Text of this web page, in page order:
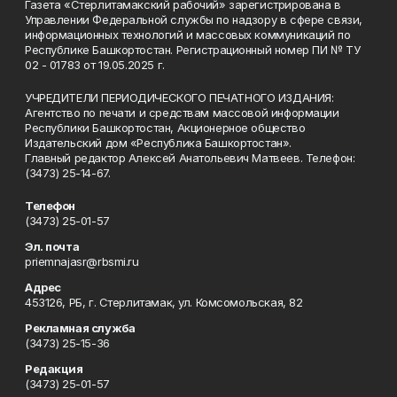
Газета «Стерлитамакский рабочий» зарегистрирована в
Управлении Федеральной службы по надзору в сфере связи,
информационных технологий и массовых коммуникаций по
Республике Башкортостан. Регистрационный номер ПИ № ТУ
02 - 01783 от 19.05.2025 г.
УЧРЕДИТЕЛИ ПЕРИОДИЧЕСКОГО ПЕЧАТНОГО ИЗДАНИЯ:
Агентство по печати и средствам массовой информации
Республики Башкортостан, Акционерное общество
Издательский дом «Республика Башкортостан».
Главный редактор Алексей Анатольевич Матвеев. Телефон:
(3473) 25-14-67.
Телефон
(3473) 25-01-57
Эл. почта
priemnajasr@rbsmi.ru
Адрес
453126, РБ, г. Стерлитамак, ул. Комсомольская, 82
Рекламная служба
(3473) 25-15-36
Редакция
(3473) 25-01-57